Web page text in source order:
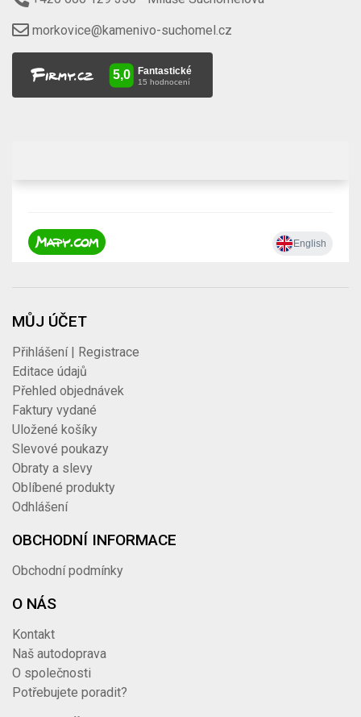
morkovice@kamenivo-suchomel.cz
MŮJ ÚČET
Přihlášení | Registrace
Editace údajů
Přehled objednávek
Faktury vydané
Uložené košíky
Slevové poukazy
Obraty a slevy
Oblíbené produkty
Odhlášení
OBCHODNÍ INFORMACE
Obchodní podmínky
O NÁS
Kontakt
Naš autodoprava
O společnosti
Potřebujete poradit?